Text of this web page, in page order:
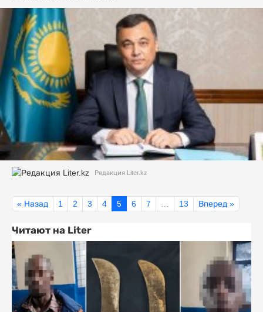
Редакция Liter.kz
« Назад 1 2 3 4 5 6 7 … 13 Вперед »
Читают на Liter